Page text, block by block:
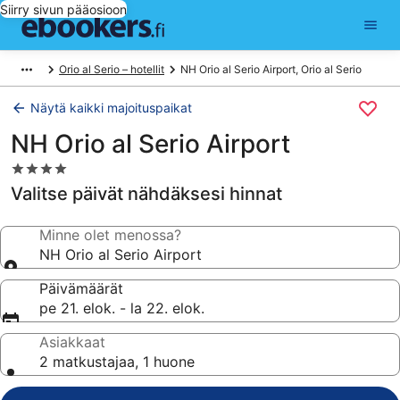
Siirry sivun pääosioon
Orio al Serio – hotellit NH Orio al Serio Airport, Orio al Serio
Näytä kaikki majoituspaikat
NH Orio al Serio Airport
4.0
tähden
majoituspaikka
Valitse päivät nähdäksesi hinnat
Minne olet menossa?
NH Orio al Serio Airport
Päivämäärät
pe 21. elok. - la 22. elok.
Asiakkaat
2 matkustajaa, 1 huone